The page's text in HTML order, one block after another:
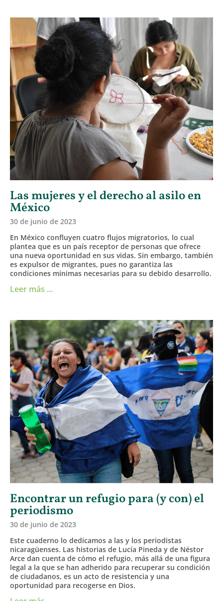
Las mujeres y el derecho al asilo en
México
30 de junio de 2023
En México confluyen cuatro flujos migratorios, lo cual
plantea que es un país receptor de personas que ofrece
una nueva oportunidad en sus vidas. Sin embargo, también
es expulsor de migrantes, pues no garantiza las
condiciones mínimas necesarias para su debido desarrollo.
Leer más ...
Encontrar un refugio para (y con) el
periodismo
30 de junio de 2023
Este cuaderno lo dedicamos a las y los periodistas
nicaragüenses. Las historias de Lucía Pineda y de Néstor
Arce dan cuenta de cómo el refugio, más allá de una figura
legal a la que se han adherido para recuperar su condición
de ciudadanos, es un acto de resistencia y una
oportunidad para recogerse en Dios.